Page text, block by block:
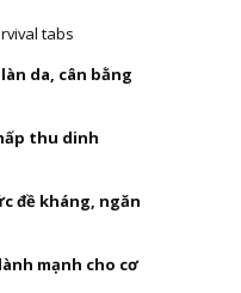
tabs
da, cân bằng
thu dinh
đề kháng, ngăn
mạnh cho cơ